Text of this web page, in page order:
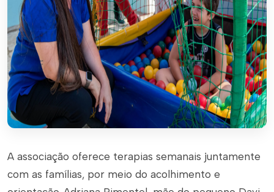
A associação oferece terapias semanais juntamente
com as famílias, por meio do acolhimento e